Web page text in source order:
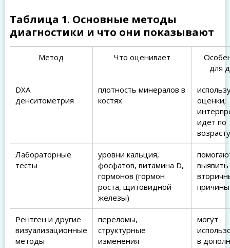
Таблица 1. Основные методы
диагностики и что они показывают
Метод Что оценивает
для
DXA
денситометрия
плотность минералов в
костях
оценки;
идет по
Лабораторные
тесты
уровни кальция,
фосфатов, витамина D,
гормонов (гормон
роста, щитовидной
железы)
выявить
причины
Рентген и другие
визуализационные
методы
переломы,
структурные
изменения
могут
в